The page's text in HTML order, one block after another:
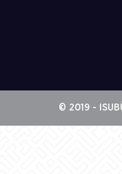
© 2019 -